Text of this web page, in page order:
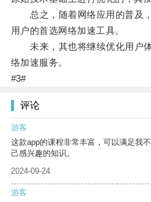
总之，随着网络应用的普及，
用户的首选网络加速工具。
未来，其也将继续优化用户体
络加速服务。
#3#
评论
游客
这款app的课程非常丰富，可以满足我
己感兴趣的知识。
2024-09-24
游客